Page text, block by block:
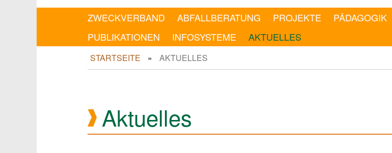
ZWECKVERBAND ABFALLBERATUNG PROJEKTE PÄDAGOGIK
PUBLIKATIONEN
INFOSYSTEME AKTUELLES
STARTSEITE AKTUELLES
Aktuelles